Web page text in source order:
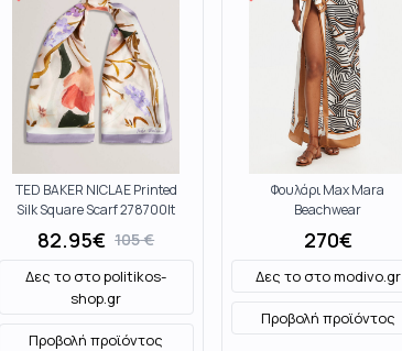
TED BAKER NICLAE Printed
Silk Square Scarf 278700lt
Mixed
82.95€ 105€
Δες το στοpolitikos-
shop.gr
Προβολή προϊόντος
Φουλάρι Max Mara
Beachwear
270€
Δες το στοmodivo.gr
Προβολή προϊόντος